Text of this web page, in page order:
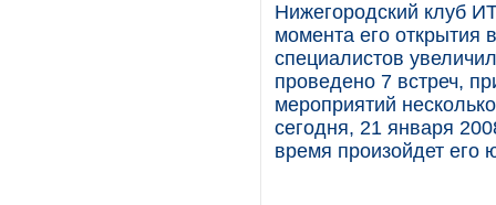
Нижегородский клуб
момента его открытия
специалистов
проведено 7 встреч,
мероприятий
сегодня, 21 января
время произойдет его